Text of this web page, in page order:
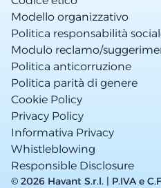
© 2026 Havant S.r.l. | P.IVA e
Modello organizzativo
Politica responsabilità
Modulo reclamo/
Politica anticorruzione
Politica parità di genere
Cookie Policy
Privacy Policy
Informativa Privacy
Whistleblowing
Responsible Disclosure